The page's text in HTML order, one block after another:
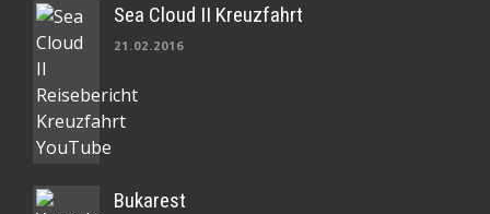
Sea Cloud II Kreuzfahrt
21.02.2016
Bukarest